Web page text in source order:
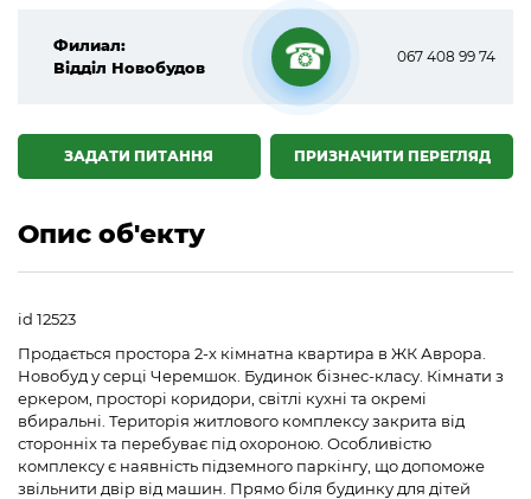
Филиал:
Відділ Новобудов
☎
067 408 99 74
ПРИЗНАЧИТИ ПЕРЕГЛЯД
ЗАДАТИ ПИТАННЯ
Опис об'екту
id 12523
Продається простора 2-х кімнатна квартира в ЖК Аврора.
Новобуд у серці Черемшок. Будинок бізнес-класу. Кімнати з
еркером, просторі коридори, світлі кухні та окремі
вбиральні. Територія житлового комплексу закрита від
сторонніх та перебуває під охороною. Особливістю
комплексу є наявність підземного паркінгу, що допоможе
звільнити двір від машин. Прямо біля будинку для дітей